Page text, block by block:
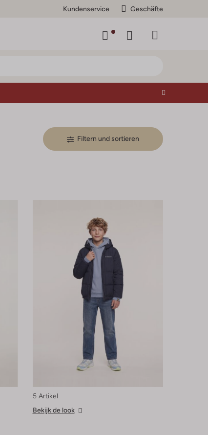
Kundenservice Geschäfte
Filtern und sortieren
5 Artikel
Bekijk de look